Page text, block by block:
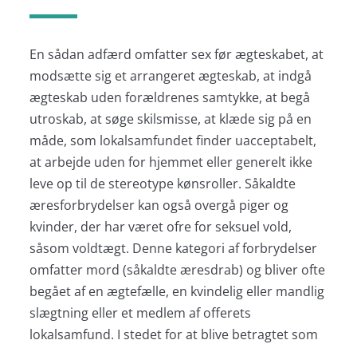
En sådan adfærd omfatter sex før ægteskabet, at
modsætte sig et arrangeret ægteskab, at indgå
ægteskab uden forældrenes samtykke, at begå
utroskab, at søge skilsmisse, at klæde sig på en
måde, som lokalsamfundet finder uacceptabelt,
at arbejde uden for hjemmet eller generelt ikke
leve op til de stereotype kønsroller. Såkaldte
æresforbrydelser kan også overgå piger og
kvinder, der har været ofre for seksuel vold,
såsom voldtægt. Denne kategori af forbrydelser
omfatter mord (såkaldte æresdrab) og bliver ofte
begået af en ægtefælle, en kvindelig eller mandlig
slægtning eller et medlem af offerets
lokalsamfund. I stedet for at blive betragtet som